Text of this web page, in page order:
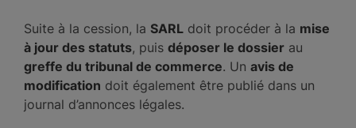
Suite à la cession, la SARL doit procéder à la mise
à jour des statuts, puis déposer le dossier au
greffe du tribunal de commerce. Un avis de
modification doit également être publié dans un
journal d’annonces légales.